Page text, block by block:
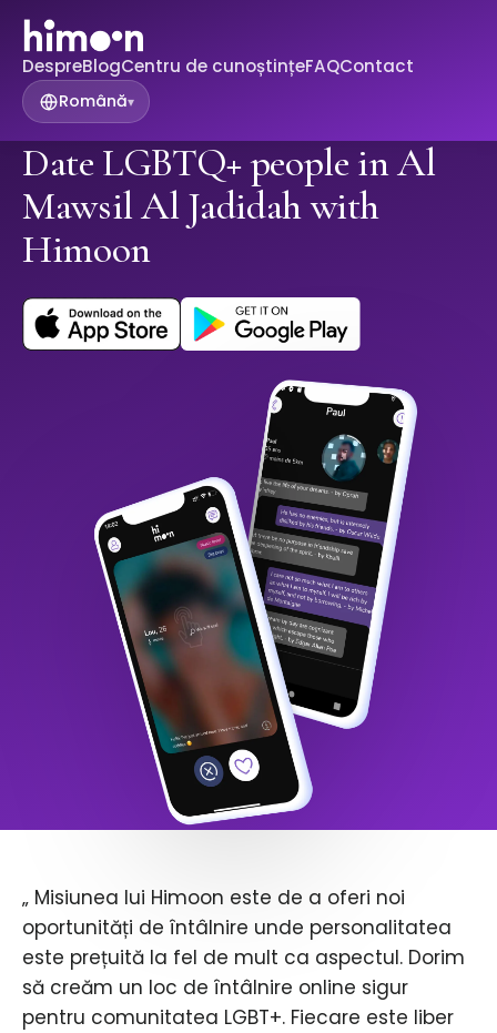
DespreBlogCentru de cunoștințeFAQContact
Română▾
Date LGBTQ+ people in Al
Mawsil Al Jadidah with
Himoon
„ Misiunea lui Himoon este de a oferi noi
oportunități de întâlnire unde personalitatea
este prețuită la fel de mult ca aspectul. Dorim
să creăm un loc de întâlnire online sigur
pentru comunitatea LGBT+. Fiecare este liber